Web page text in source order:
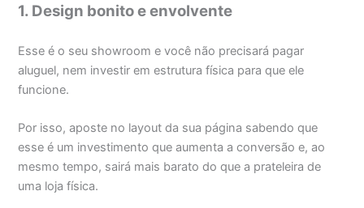
1. Design bonito e envolvente
Esse é o seu showroom e você não precisará pagar
aluguel, nem investir em estrutura física para que ele
funcione.
Por isso, aposte no layout da sua página sabendo que
esse é um investimento que aumenta a conversão e, ao
mesmo tempo, sairá mais barato do que a prateleira de
uma loja física.